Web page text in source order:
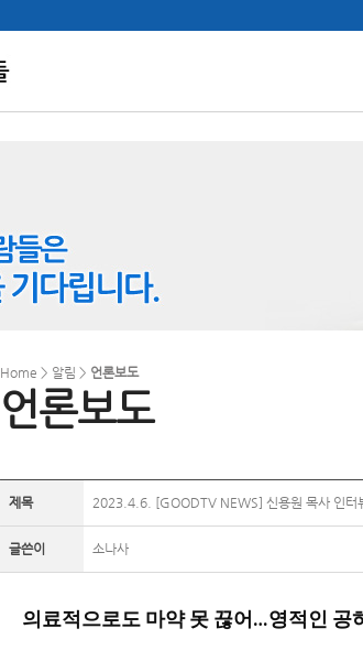
Home > 알림 > 언론보도
언론보도
제목 2023.4.6. [GOODTV NEWS] 신용원 목사 인터
글쓴이 소나사
의료적으로도 마약 못 끊어…영적인 공